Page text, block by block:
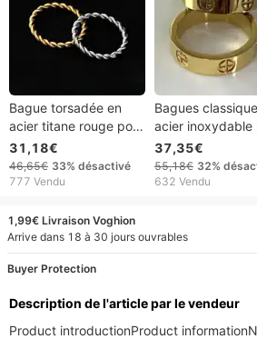
Bague torsadée en
acier titane rouge pour
hommes et femmes,
style tendance et
simple, avec une
31,18€
46,65€ 33% désactivé
777 Vendu
Bagues
acier inoxydable
femmes et
bijoux de
cadeau de
37,35€
55,18€ 32%
632 Vendu
1,99€ Livraison Voghion
Arrive dans 18 à 30 jours ouvrables
Buyer Protection
Description de l'article par le vendeur
Product introductionProduct